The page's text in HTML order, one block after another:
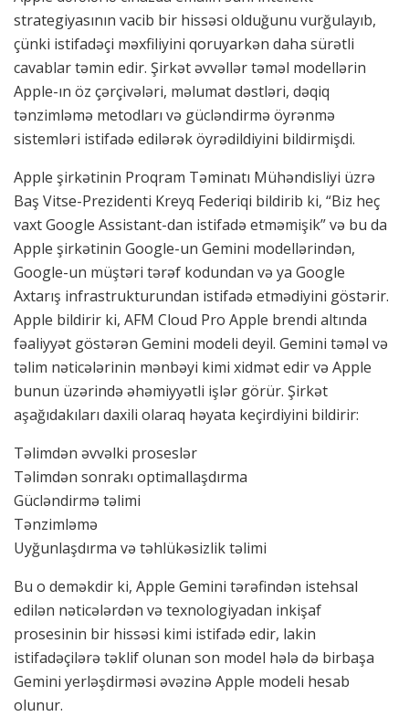
strategiyasının vacib bir hissəsi olduğunu vurğulayıb,
çünki istifadəçi məxfiliyini qoruyarkən daha sürətli
cavablar təmin edir. Şirkət əvvəllər təməl modellərin
Apple-ın öz çərçivələri, məlumat dəstləri, dəqiq
tənzimləmə metodları və gücləndirmə öyrənmə
sistemləri istifadə edilərək öyrədildiyini bildirmişdi.
Apple şirkətinin Proqram Təminatı Mühəndisliyi üzrə
Baş Vitse-Prezidenti Kreyq Federiqi bildirib ki, “Biz heç
vaxt Google Assistant-dan istifadə etməmişik” və bu da
Apple şirkətinin Google-un Gemini modellərindən,
Google-un müştəri tərəf kodundan və ya Google
Axtarış infrastrukturundan istifadə etmədiyini göstərir.
Apple bildirir ki, AFM Cloud Pro Apple brendi altında
fəaliyyət göstərən Gemini modeli deyil. Gemini təməl və
təlim nəticələrinin mənbəyi kimi xidmət edir və Apple
bunun üzərində əhəmiyyətli işlər görür. Şirkət
aşağıdakıları daxili olaraq həyata keçirdiyini bildirir:
Təlimdən əvvəlki proseslər
Təlimdən sonrakı optimallaşdırma
Gücləndirmə təlimi
Tənzimləmə
Uyğunlaşdırma və təhlükəsizlik təlimi
Bu o deməkdir ki, Apple Gemini tərəfindən istehsal
edilən nəticələrdən və texnologiyadan inkişaf
prosesinin bir hissəsi kimi istifadə edir, lakin
istifadəçilərə təklif olunan son model hələ də birbaşa
Gemini yerləşdirməsi əvəzinə Apple modeli hesab
olunur.